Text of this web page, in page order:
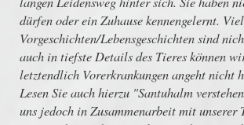
dürfen oder ein Zuhause kennengelernt.
Vorgeschichten/Lebensgeschichten sind
auch in tiefste Details des Tieres können
letztendlich Vorerkrankungen angeht nicht
Lesen Sie auch hierzu "Santuhalm
uns jedoch in Zusammenarbeit mit